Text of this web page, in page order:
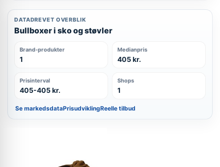
DATADREVET OVERBLIK
Bullboxer i sko og støvler
Brand-produkter
1
Medianpris
405 kr.
Prisinterval
405-405 kr.
Shops
1
Se markedsdataPrisudviklingReelle tilbud